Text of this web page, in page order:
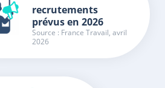
recrutements
prévus en 2026
Source : France Travail, avril
2026